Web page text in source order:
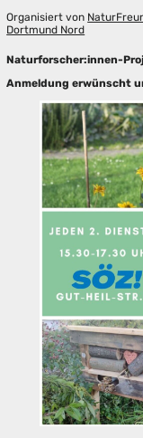
Organisiert von
Dortmund Nord
Naturforscher:innen-
Anmeldung erwünscht